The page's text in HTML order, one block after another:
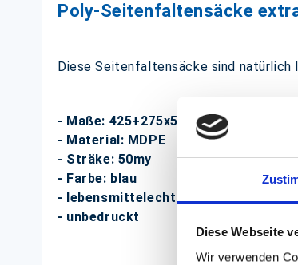
Diese Webseite
Wir verwenden
Poly-Seitenfaltensäcke
Diese Seitenfaltensäcke sind
- Maße: 425+275x550mm
- Material: MDPE
- Sträke: 50my
- Farbe: blau
- lebensmittelecht
- unbedruckt